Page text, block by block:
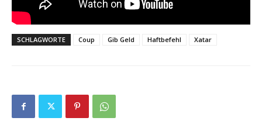
SCHLAGWORTE Coup Gib Geld Haftbefehl Xatar